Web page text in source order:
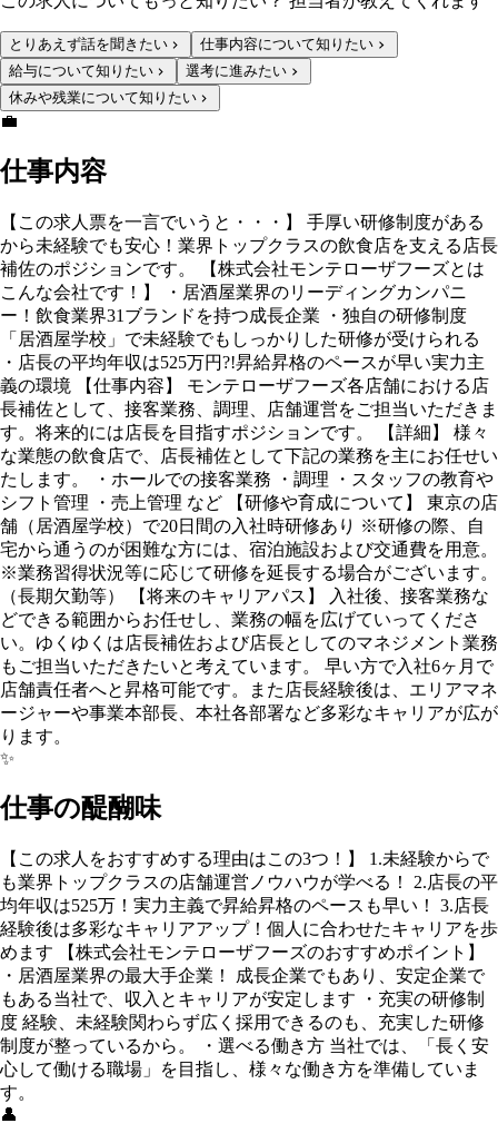
とりあえず話を聞きたい
仕事内容について知りたい
給与について知りたい
選考に進みたい
休みや残業について知りたい
💼
仕事内容
【この求人票を一言でいうと・・・】 手厚い研修制度がある
から未経験でも安心！業界トップクラスの飲食店を支える店長
補佐のポジションです。 【株式会社モンテローザフーズとは
こんな会社です！】 ・居酒屋業界のリーディングカンパニ
ー！飲食業界31ブランドを持つ成長企業 ・独自の研修制度
「居酒屋学校」で未経験でもしっかりした研修が受けられる
・店長の平均年収は525万円?!昇給昇格のペースが早い実力主
義の環境 【仕事内容】 モンテローザフーズ各店舗における店
長補佐として、接客業務、調理、店舗運営をご担当いただきま
す。将来的には店長を目指すポジションです。 【詳細】 様々
な業態の飲食店で、店長補佐として下記の業務を主にお任せい
たします。 ・ホールでの接客業務 ・調理 ・スタッフの教育や
シフト管理 ・売上管理 など 【研修や育成について】 東京の店
舗（居酒屋学校）で20日間の入社時研修あり ※研修の際、自
宅から通うのが困難な方には、宿泊施設および交通費を用意。
※業務習得状況等に応じて研修を延長する場合がございます。
（長期欠勤等） 【将来のキャリアパス】 入社後、接客業務な
どできる範囲からお任せし、業務の幅を広げていってくださ
い。ゆくゆくは店長補佐および店長としてのマネジメント業務
もご担当いただきたいと考えています。 早い方で入社6ヶ月で
店舗責任者へと昇格可能です。また店長経験後は、エリアマネ
ージャーや事業本部長、本社各部署など多彩なキャリアが広が
ります。
✨
仕事の醍醐味
【この求人をおすすめする理由はこの3つ！】 1.未経験からで
も業界トップクラスの店舗運営ノウハウが学べる！ 2.店長の平
均年収は525万！実力主義で昇給昇格のペースも早い！ 3.店長
経験後は多彩なキャリアアップ！個人に合わせたキャリアを歩
めます 【株式会社モンテローザフーズのおすすめポイント】
・居酒屋業界の最大手企業！ 成長企業でもあり、安定企業で
もある当社で、収入とキャリアが安定します ・充実の研修制
度 経験、未経験関わらず広く採用できるのも、充実した研修
制度が整っているから。 ・選べる働き方 当社では、「長く安
心して働ける職場」を目指し、様々な働き方を準備していま
す。
👤